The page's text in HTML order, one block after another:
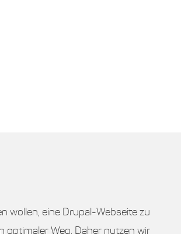
wollen, eine Drupal-Webseite zu
optimaler Weg. Daher nutzen wir